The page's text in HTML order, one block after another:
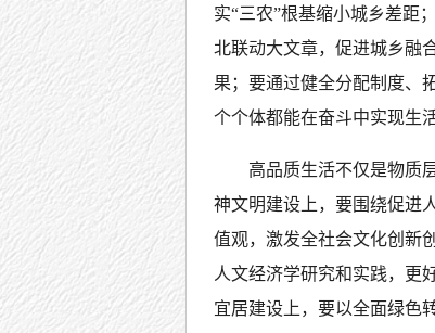
实“三农”根基缩小城乡差距
北联动大文章，促进城乡融
果；要通过健全分配制度、
个个体都能在奋斗中实现生
高品质生活不仅是物质
神文明建设上，要围绕促进
值观，激发全社会文化创新
人文经济学研究和实践，更
宜居建设上，要以全面绿色